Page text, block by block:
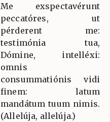
Me exspectavérunt
peccatóres, ut
pérderent me:
testimónia tua,
Dómine, intelléxi:
omnis
consummatiónis vidi
finem: latum
mandátum tuum nimis.
(Allelúja, allelúja.)